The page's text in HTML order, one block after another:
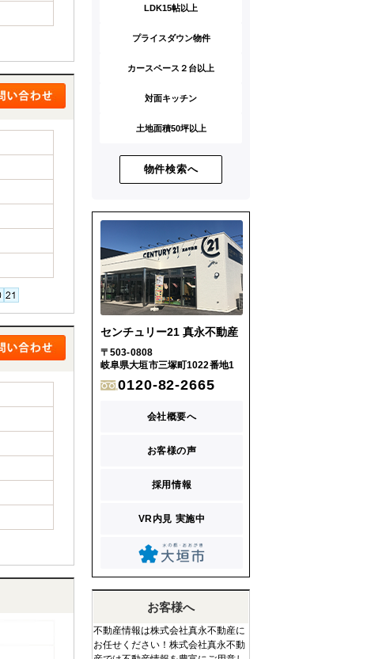
LDK15帖以上
プライスダウン物件
カースペース２台以上
対面キッチン
土地面積50坪以上
物件検索へ
センチュリー21 真永不動産
〒503-0808
岐阜県大垣市三塚町1022番地1
0120-82-2665
会社概要へ
お客様の声
採用情報
VR内見 実施中
お客様へ
不動産情報は株式会社真永不動産に
お任せください！株式会社真永不動